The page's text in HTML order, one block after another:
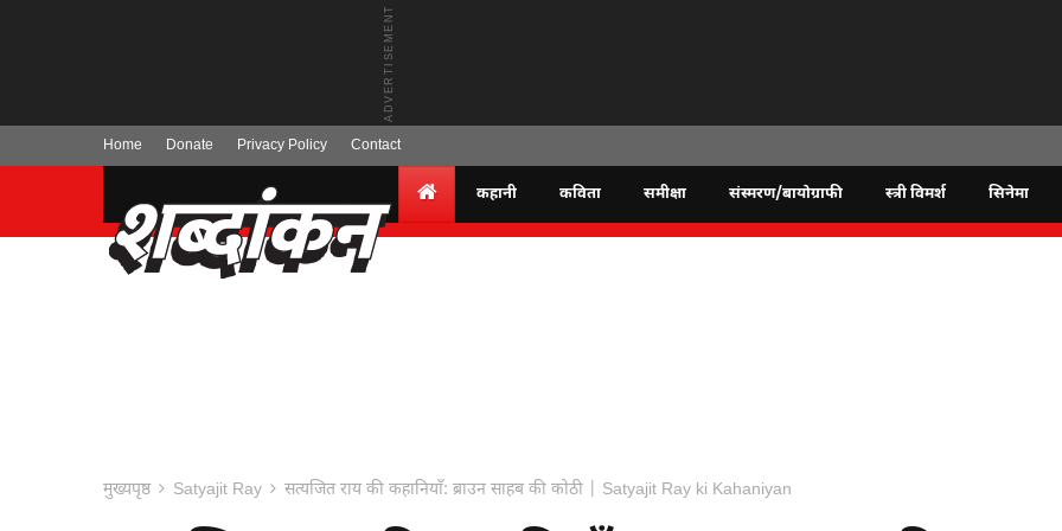
Home Donate Privacy Policy Contact
कहानी कविता समीक्षा संस्मरण/बायोग्राफी स्त्री विमर्श सिनेमा
मुख्यपृष्ठ Satyajit Ray सत्यजित राय की कहानियाँ: ब्राउन साहब की कोठी | Satyajit Ray ki Kahaniyan